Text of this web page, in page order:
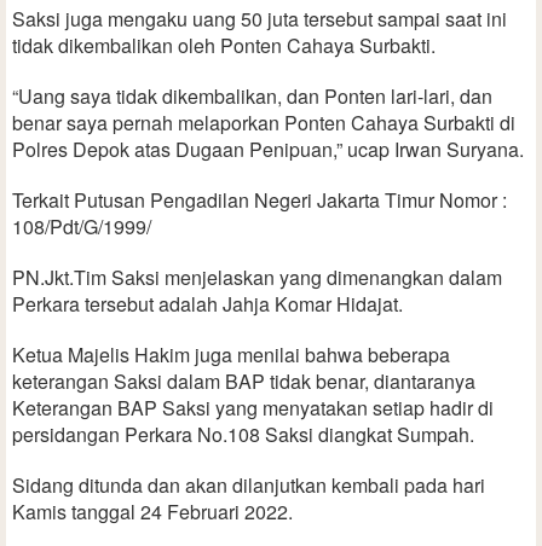
Saksi juga mengaku uang 50 juta tersebut sampai saat ini
tidak dikembalikan oleh Ponten Cahaya Surbakti.
“Uang saya tidak dikembalikan, dan Ponten lari-lari, dan
benar saya pernah melaporkan Ponten Cahaya Surbakti di
Polres Depok atas Dugaan Penipuan,” ucap Irwan Suryana.
Terkait Putusan Pengadilan Negeri Jakarta Timur Nomor :
108/Pdt/G/1999/
PN.Jkt.Tim Saksi menjelaskan yang dimenangkan dalam
Perkara tersebut adalah Jahja Komar Hidajat.
Ketua Majelis Hakim juga menilai bahwa beberapa
keterangan Saksi dalam BAP tidak benar, diantaranya
Keterangan BAP Saksi yang menyatakan setiap hadir di
persidangan Perkara No.108 Saksi diangkat Sumpah.
Sidang ditunda dan akan dilanjutkan kembali pada hari
Kamis tanggal 24 Februari 2022.